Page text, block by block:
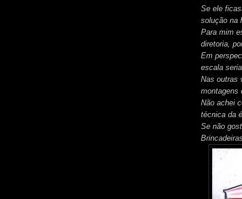
Se ele
solução na
Para mim
diretoria,
Em
escala
Nas outras
montagens
Não achei
técnica da
Se não